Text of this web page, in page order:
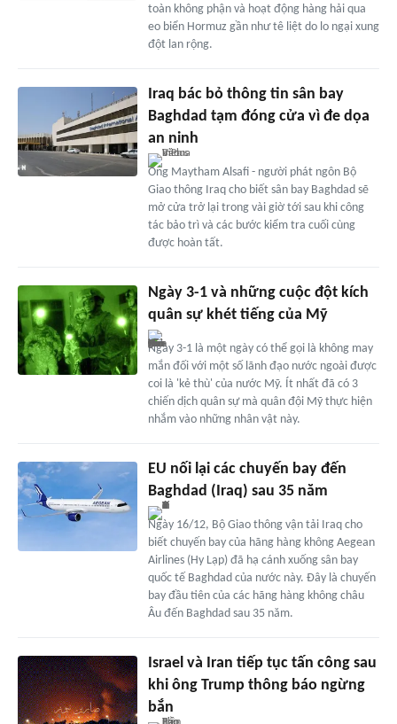
toàn không phận và hoạt động hàng hải qua
eo biển Hormuz gần như tê liệt do lo ngại xung
đột lan rộng.
Iraq bác bỏ thông tin sân bay
Baghdad tạm đóng cửa vì đe dọa
an ninh
Ông Maytham Alsafi - người phát ngôn Bộ
Giao thông Iraq cho biết sân bay Baghdad sẽ
mở cửa trở lại trong vài giờ tới sau khi công
tác bảo trì và các bước kiểm tra cuối cùng
được hoàn tất.
Ngày 3-1 và những cuộc đột kích
quân sự khét tiếng của Mỹ
Ngày 3-1 là một ngày có thể gọi là không may
mắn đối với một số lãnh đạo nước ngoài được
coi là 'kẻ thù' của nước Mỹ. Ít nhất đã có 3
chiến dịch quân sự mà quân đội Mỹ thực hiện
nhắm vào những nhân vật này.
EU nối lại các chuyến bay đến
Baghdad (Iraq) sau 35 năm
Ngày 16/12, Bộ Giao thông vận tải Iraq cho
biết chuyến bay của hãng hàng không Aegean
Airlines (Hy Lạp) đã hạ cánh xuống sân bay
quốc tế Baghdad của nước này. Đây là chuyến
bay đầu tiên của các hãng hàng không châu
Âu đến Baghdad sau 35 năm.
Israel và Iran tiếp tục tấn công sau
khi ông Trump thông báo ngừng
bắn